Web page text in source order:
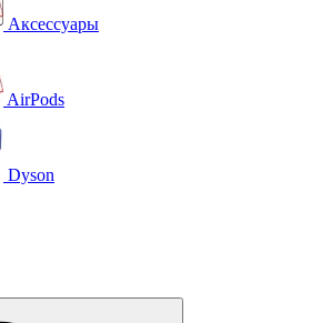
Аксессуары
AirPods
Dyson